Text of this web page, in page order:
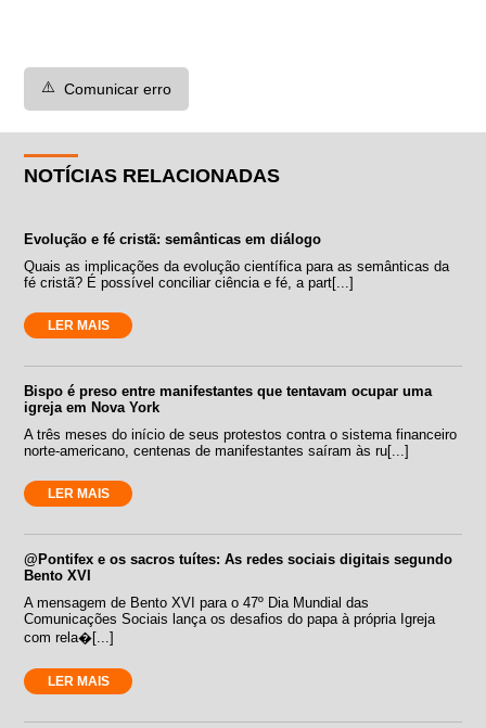
⚠️ Comunicar erro
NOTÍCIAS RELACIONADAS
Evolução e fé cristã: semânticas em diálogo
Quais as implicações da evolução científica para as semânticas da
fé cristã? É possível conciliar ciência e fé, a part[...]
LER MAIS
Bispo é preso entre manifestantes que tentavam ocupar uma
igreja em Nova York
A três meses do início de seus protestos contra o sistema financeiro
norte-americano, centenas de manifestantes saíram às ru[...]
LER MAIS
@Pontifex e os sacros tuítes: As redes sociais digitais segundo
Bento XVI
A mensagem de Bento XVI para o 47º Dia Mundial das
Comunicações Sociais lança os desafios do papa à própria Igreja
com rela�[...]
LER MAIS